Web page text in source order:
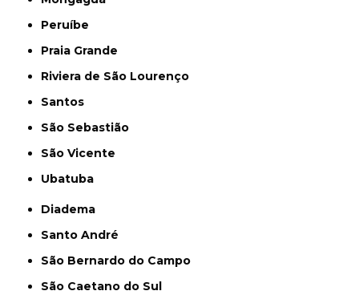
Peruíbe
Praia Grande
Riviera de São Lourenço
Santos
São Sebastião
São Vicente
Ubatuba
Diadema
Santo André
São Bernardo do Campo
São Caetano do Sul